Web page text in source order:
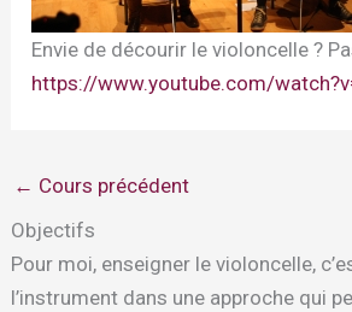
Envie de décourir le violoncelle ?
https://www.youtube.com/
← Cours précédent
Objectifs
Pour moi, enseigner le violoncelle,
l’instrument dans une approche qui